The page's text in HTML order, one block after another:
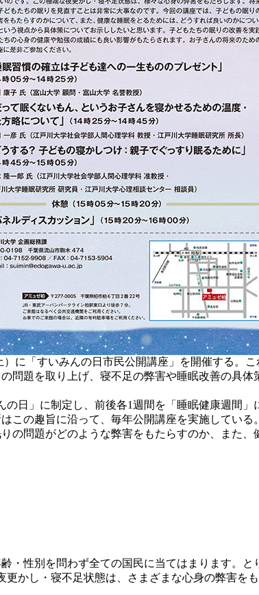
に「すいみんの日市民公開講座」を開催する。
題を取り上げ、寝不足の弊害や睡眠改善の具体
日」に制定し、前後各1週間を「睡眠健康週間
この趣旨に沿って、毎年公開講座を実施している。
問題がどのような弊害をもたらすのか、また
性別を問わず全ての国民に当てはまります。
かし・寝不足状態は、さまざまな心身の弊害を